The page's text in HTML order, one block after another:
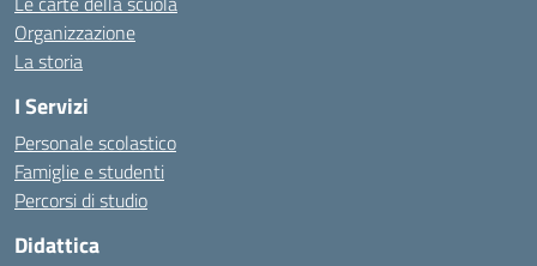
Organizzazione
La storia
I Servizi
Personale scolastico
Famiglie e studenti
Percorsi di studio
Didattica